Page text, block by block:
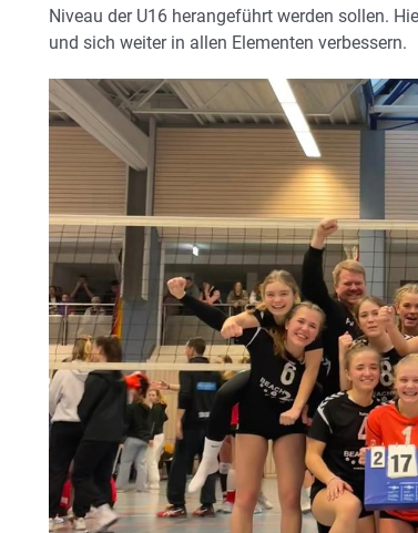
Niveau der U16 herangeführt werden sollen.
und sich weiter in allen Elementen verbessern.